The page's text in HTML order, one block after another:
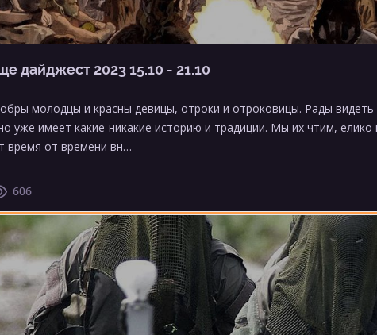
дайджест 2023 15.10 - 21.10
молодцы и красны девицы, отроки и отроковицы. Рады видеть
уже имеет какие-никакие историю и традиции. Мы их чтим,
время от времени вн…
606